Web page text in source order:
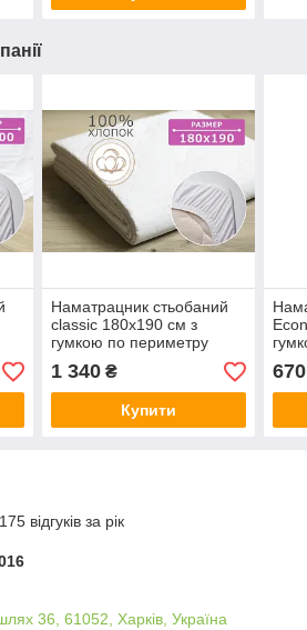
Наматрацник стьобаний
сlassic 180х190 см з
гумкою по периметру
1 340₴
Купити
670
відгуків за рік
36, 61052, Харків, Україна